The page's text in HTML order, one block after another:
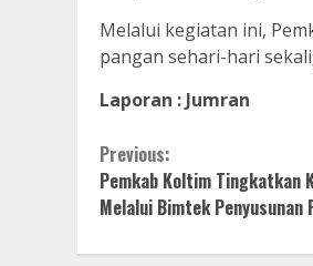
Melalui kegiatan ini,
pangan sehari-hari
Laporan : Jumran
Continue
Reading
Previous:
Pemkab Koltim Tingkatkan
Melalui Bimtek Penyusunan